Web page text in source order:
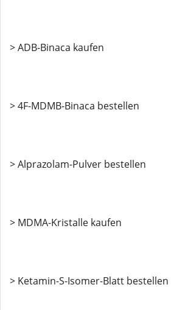
> ADB-Binaca kaufen
> 4F-MDMB-Binaca bestellen
> Alprazolam-Pulver bestellen
> MDMA-Kristalle kaufen
> Ketamin-S-Isomer-Blatt bestellen